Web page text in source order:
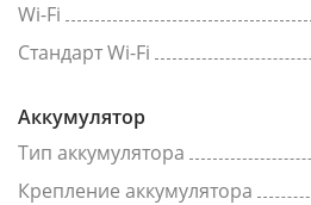
Wi-Fi
Стандарт Wi-Fi
Аккумулятор
Тип аккумулятора
Крепление аккумулятора